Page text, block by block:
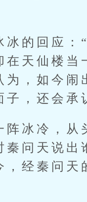
的回应：“
天仙楼当
，如今闹
，还会承
冰冷，从
问天说出
经秦问天